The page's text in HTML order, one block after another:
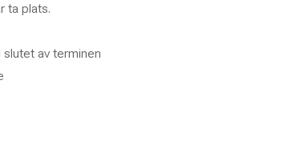
ta plats.
slutet av terminen